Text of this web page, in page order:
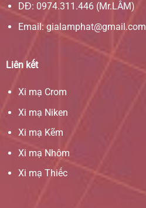
DĐ: 0974.311.446 (Mr.LÂM)
Email: gialamphat@gmail.com
Liên kết
Xi mạ Crom
Xi mạ Niken
Xi mạ Kẽm
Xi mạ Nhôm
Xi mạ Thiếc